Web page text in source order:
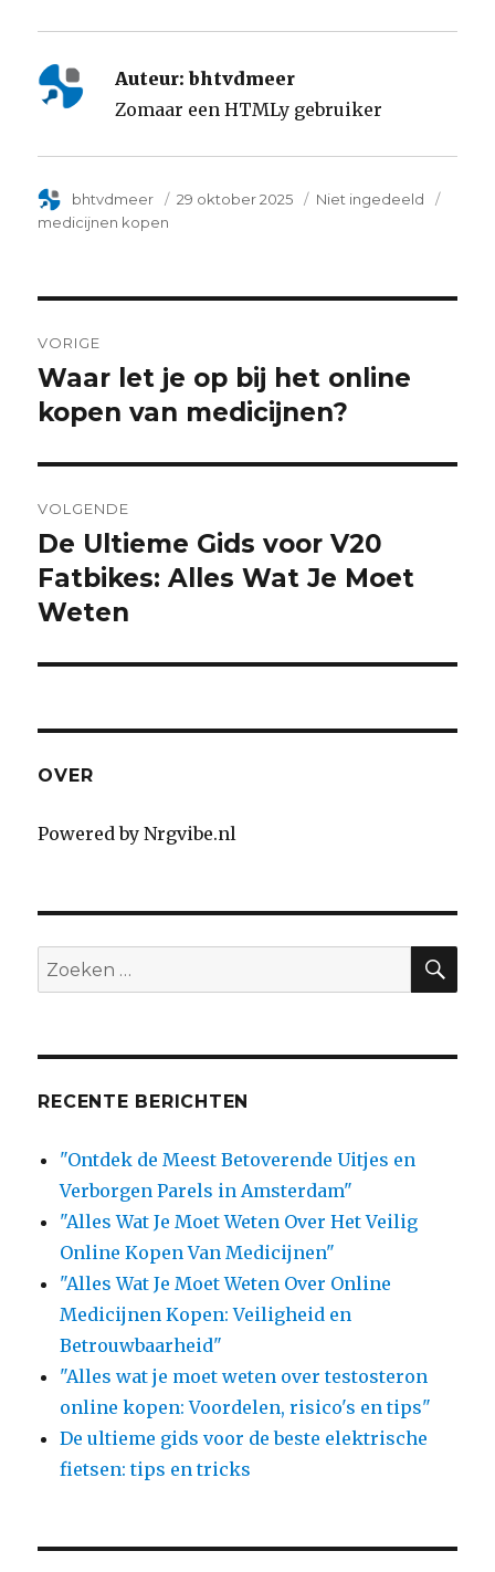
Auteur: bhtvdmeer
Zomaar een HTMLy gebruiker
Author
bhtvdmeer
Posted
29 oktober 2025 Categorie
Niet ingedeeld
medicijnen kopen
navigation
VORIGE
Previous
post:
Waar let je op bij het online
kopen van medicijnen?
VOLGENDE
Next
post:
De Ultieme Gids voor V20
Fatbikes: Alles Wat Je Moet
Weten
OVER
Powered by Nrgvibe.nl
Search
for:
RECENTE BERICHTEN
"Ontdek de Meest Betoverende Uitjes en
Verborgen Parels in Amsterdam"
"Alles Wat Je Moet Weten Over Het Veilig
Online Kopen Van Medicijnen"
"Alles Wat Je Moet Weten Over Online
Medicijnen Kopen: Veiligheid en
Betrouwbaarheid"
"Alles wat je moet weten over testosteron
online kopen: Voordelen, risico's en tips"
De ultieme gids voor de beste elektrische
fietsen: tips en tricks